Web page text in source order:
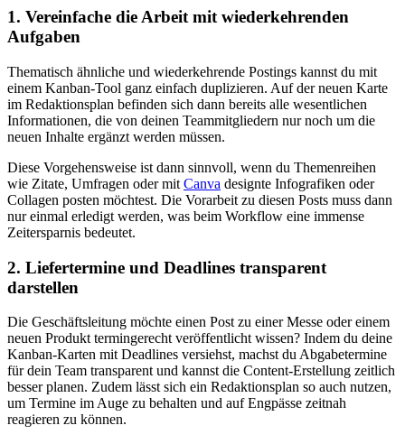
1. Vereinfache die Arbeit mit wiederkehrenden
Aufgaben
Thematisch ähnliche und wiederkehrende Postings kannst du mit
einem Kanban-Tool ganz einfach duplizieren. Auf der neuen Karte
im Redaktionsplan befinden sich dann bereits alle wesentlichen
Informationen, die von deinen Teammitgliedern nur noch um die
neuen Inhalte ergänzt werden müssen.
Diese Vorgehensweise ist dann sinnvoll, wenn du Themenreihen
wie Zitate, Umfragen oder mit Canva designte Infografiken oder
Collagen posten möchtest. Die Vorarbeit zu diesen Posts muss dann
nur einmal erledigt werden, was beim Workflow eine immense
Zeitersparnis bedeutet.
2. Liefertermine und Deadlines transparent
darstellen
Die Geschäftsleitung möchte einen Post zu einer Messe oder einem
neuen Produkt termingerecht veröffentlicht wissen? Indem du deine
Kanban-Karten mit Deadlines versiehst, machst du Abgabetermine
für dein Team transparent und kannst die Content-Erstellung zeitlich
besser planen. Zudem lässt sich ein Redaktionsplan so auch nutzen,
um Termine im Auge zu behalten und auf Engpässe zeitnah
reagieren zu können.